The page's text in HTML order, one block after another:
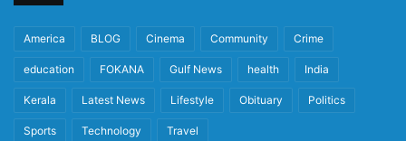
America BLOG Cinema Community Crime
education FOKANA Gulf News health India
Kerala Latest News Lifestyle Obituary Politics
Sports Technology Travel